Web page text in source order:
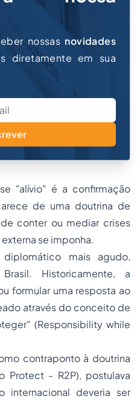
nossas novidades
diretamente em sua
"alívio" é a confirmação
de uma doutrina de
conter ou mediar crises
se imponha.
mais agudo,
Historicamente, a
formular uma resposta ao
através do conceito de
(Responsibility while
contraponto à doutrina
Protect - R2P), postulava
internacional deveria ser